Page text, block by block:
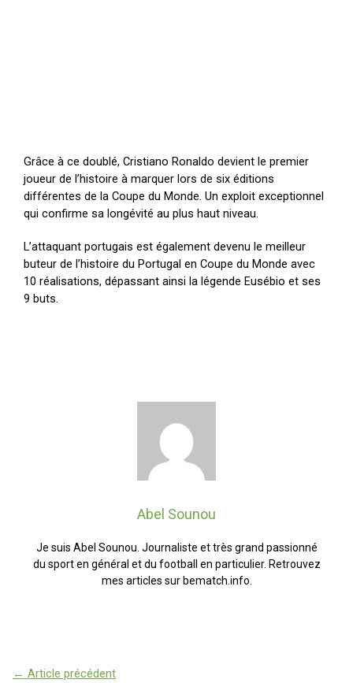
Grâce à ce doublé, Cristiano Ronaldo devient le premier
joueur de l’histoire à marquer lors de six éditions
différentes de la Coupe du Monde. Un exploit exceptionnel
qui confirme sa longévité au plus haut niveau.
L’attaquant portugais est également devenu le meilleur
buteur de l’histoire du Portugal en Coupe du Monde avec
10 réalisations, dépassant ainsi la légende Eusébio et ses
9 buts.
Abel Sounou
Je suis Abel Sounou. Journaliste et très grand passionné
du sport en général et du football en particulier. Retrouvez
mes articles sur bematch.info.
← Article précédent